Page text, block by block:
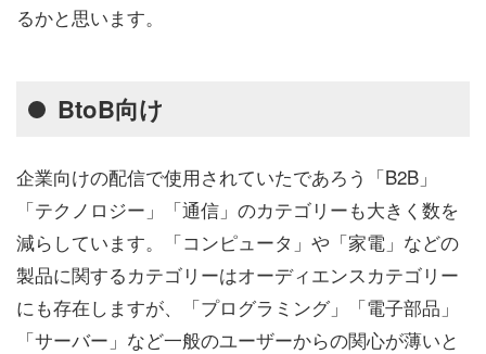
るかと思います。
BtoB向け
企業向けの配信で使用されていたであろう「B2B」
「テクノロジー」「通信」のカテゴリーも大きく数を
減らしています。「コンピュータ」や「家電」などの
製品に関するカテゴリーはオーディエンスカテゴリー
にも存在しますが、「プログラミング」「電子部品」
「サーバー」など一般のユーザーからの関心が薄いと